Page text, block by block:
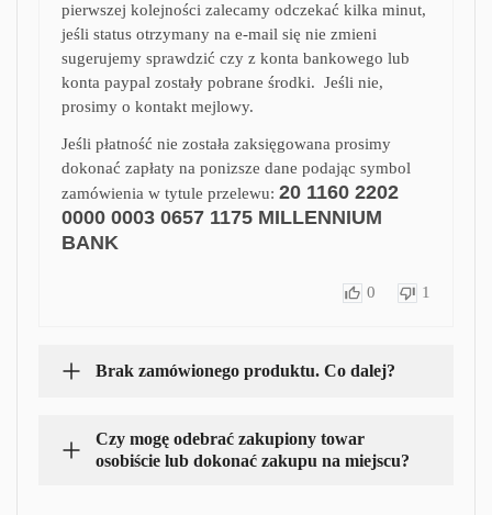
pierwszej kolejności zalecamy odczekać kilka minut,
jeśli status otrzymany na e-mail się nie zmieni
sugerujemy sprawdzić czy z konta bankowego lub
konta paypal zostały pobrane środki. Jeśli nie,
prosimy o kontakt mejlowy.
Jeśli płatność nie została zaksięgowana prosimy
dokonać zapłaty na ponizsze dane podając symbol
zamówienia w tytule przelewu: 20 1160 2202
0000 0003 0657 1175 MILLENNIUM
BANK
0 1
Brak zamówionego produktu. Co dalej?
Czy mogę odebrać zakupiony towar
osobiście lub dokonać zakupu na miejscu?